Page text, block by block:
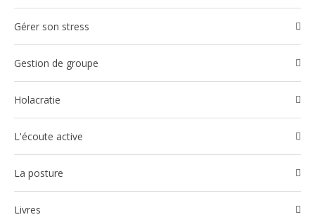
Gérer son stress
Gestion de groupe
Holacratie
l'écoute active
La posture
Livres